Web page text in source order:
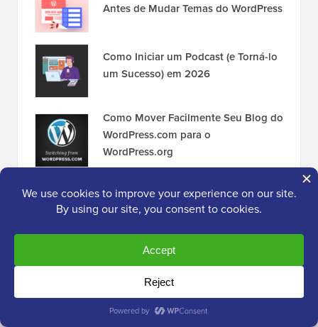
Antes de Mudar Temas do WordPress
Como Iniciar um Podcast (e Torná-lo
um Sucesso) em 2026
Como Mover Facilmente Seu Blog do
WordPress.com para o
WordPress.org
Como Instalar o Google Analytics no
WordPress para Iniciantes
Nosso conteúdo é apoiado pelo leitor. Isso
significa que se você clicar em alguns de nossos links,
poderemos ganhar uma comissão. Veja